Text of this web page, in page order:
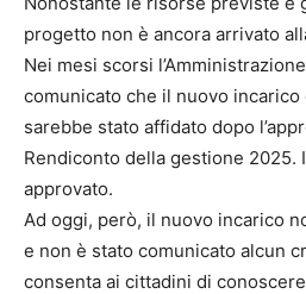
progetto non è ancora arrivato
Nei mesi scorsi
comunicato che il nuovo
sarebbe stato affidato dopo
Rendiconto della gestione 2025.
approvato.
Ad oggi, però, il nuovo incarico
e non è stato comunicato alcun
consenta ai cittadini di